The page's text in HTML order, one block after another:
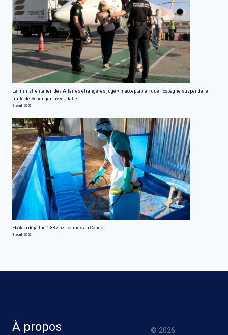
Le ministre italien des Affaires étrangères juge « inacceptable » que l'Espagne suspende le
traité de Schengen avec l'Italie
9 août 2026
Ebola a déjà tué 1 887 personnes au Congo
9 août 2026
À propos © 2026